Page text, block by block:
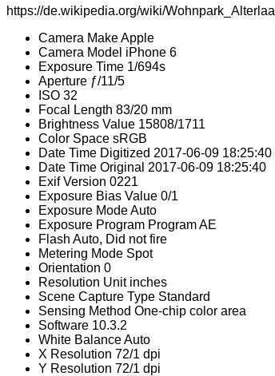
https://de.wikipedia.org/wiki/Wohnpark_Alterlaa
Camera MakeApple
Camera Model iPhone 6
Exposure Time 1/694s
Aperture ƒ/11/5
ISO 32
Focal Length 83/20 mm
Brightness Value 15808/1711
Color Space sRGB
Date Time Digitized 2017-06-09 18:25:40
Date Time Original 2017-06-09 18:25:40
Exif Version 0221
Exposure Bias Value 0/1
Exposure ModeAuto
Exposure Program Program AE
Flash Auto, Did not fire
Metering Mode Spot
Orientation 0
Resolution Unit inches
Scene Capture Type Standard
Sensing Method One-chip color area
Software 10.3.2
White BalanceAuto
X Resolution 72/1 dpi
Y Resolution 72/1 dpi